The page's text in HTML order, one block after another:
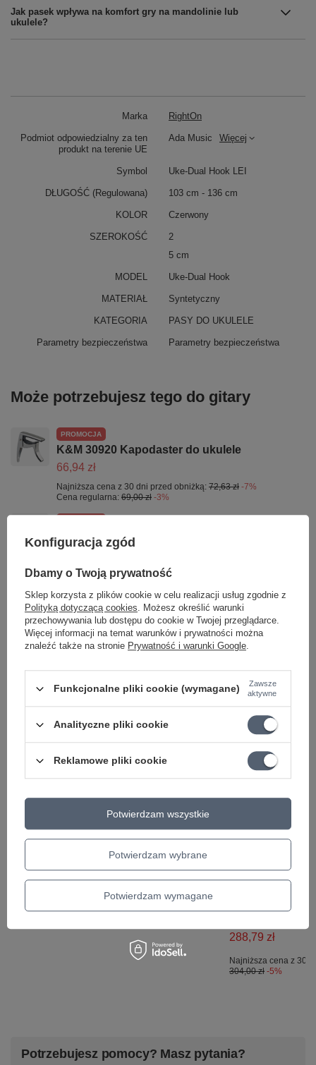
Jak pasek wpływa na komfort gry na mandolinie lub
ukulele?
Marka RightOn
Podmiot odpowiedzialny za ten
produkt na terenie UE
Ada Music Więcej
Symbol Uke-Dual Hook LEI
DŁUGOŚĆ (Regulowana) 103 cm - 136 cm
KOLOR Czerwony
SZEROKOŚĆ
2
5 cm
MODEL Uke-Dual Hook
MATERIAŁ Syntetyczny
KATEGORIA PASY DO UKULELE
Parametry bezpieczeństwa Parametry bezpieczeństwa
Może potrzebujesz tego do gitary
PROMOCJA
K&M 30920 Kapodaster do ukulele
66,94 zł
Najniższa cena z 30 dni przed obniżką: 72,63 zł -7%
Cena regularna: 69,00 zł -3%
K&M 17595-000-55 statyw do ukulele lub
skrzypiec
60,15 zł
Cena regularna:62,00 zł -3%
D'Addario EJ65C struny do ukulele CONCERT
Ukulele Set
33,00 zł
Ciekawostki do gitary
Mikrofon pojemnościowy Shure
MV5-DIG szary USB i Lightning
Zestaw ukulele
akcesoriami
288,79 zł
Najniższa cena z 30
304,00 zł -5%
Potrzebujesz pomocy? Masz pytania?
Konfiguracja zgód
Dbamy o Twoją prywatność
Sklep korzysta z plików cookie w celu realizacji usług zgodnie z
Polityką dotyczącą cookies. Możesz określić warunki
przechowywania lub dostępu do cookie w Twojej przeglądarce.
Więcej informacji na temat warunków i prywatności można
znaleźć także na stronie Prywatność i warunki Google.
Funkcjonalne pliki cookie (wymagane)
Zawsze
aktywne
Analityczne pliki cookie
Reklamowe pliki cookie
Potwierdzam wybrane
Potwierdzam wymagane
Potwierdzam wszystkie